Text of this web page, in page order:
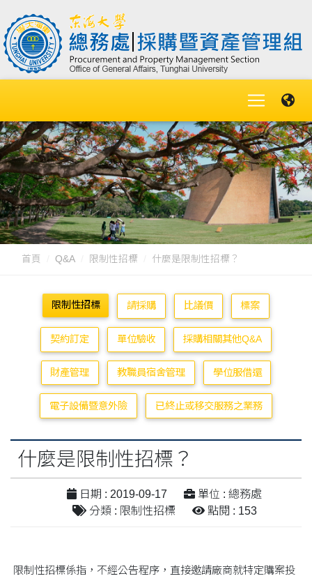
首頁 Q&A 限制性招標 什麼是限制性招標？
限制性招標 請採購 比議價 標案
契約訂定 單位驗收 採購相關其他Q&A
財產管理 教職員宿舍管理 學位服借還
電子設備暨意外險 已終止或移交服務之業務
什麼是限制性招標？
日期 : 2019-09-17
單位 : 總務處
分類 : 限制性招標
點閱 : 153
限制性招標係指，不經公告程序，直接邀請廠商就特定購案投